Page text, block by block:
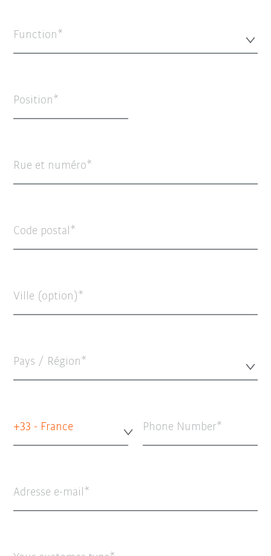
Function*
Position
Rue et numéro
Code postal
Ville (option)
Pays / Région*
+33 - France Phone Number
Adresse e-mail